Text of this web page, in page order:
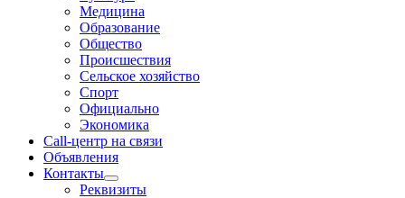
Медицина
Образование
Общество
Происшествия
Сельское хозяйство
Спорт
Официально
Экономика
Call-центр на связи
Объявления
Контакты
Реквизиты